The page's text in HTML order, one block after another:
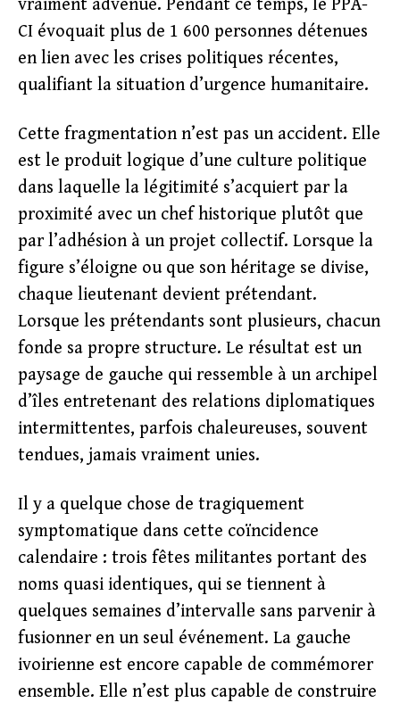
vraiment advenue. Pendant ce temps, le PPA-
CI évoquait plus de 1 600 personnes détenues
en lien avec les crises politiques récentes,
qualifiant la situation d’urgence humanitaire.
Cette fragmentation n’est pas un accident. Elle
est le produit logique d’une culture politique
dans laquelle la légitimité s’acquiert par la
proximité avec un chef historique plutôt que
par l’adhésion à un projet collectif. Lorsque la
figure s’éloigne ou que son héritage se divise,
chaque lieutenant devient prétendant.
Lorsque les prétendants sont plusieurs, chacun
fonde sa propre structure. Le résultat est un
paysage de gauche qui ressemble à un archipel
d’îles entretenant des relations diplomatiques
intermittentes, parfois chaleureuses, souvent
tendues, jamais vraiment unies.
Il y a quelque chose de tragiquement
symptomatique dans cette coïncidence
calendaire : trois fêtes militantes portant des
noms quasi identiques, qui se tiennent à
quelques semaines d’intervalle sans parvenir à
fusionner en un seul événement. La gauche
ivoirienne est encore capable de commémorer
ensemble. Elle n’est plus capable de construire